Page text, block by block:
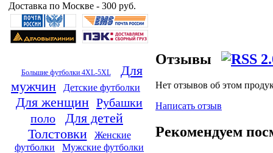
Доставка по Москве - 300 руб.
Большие футболки 4XL-5XL
Для
мужчин
Детские футболки
Для женщин Рубашки
поло
Для детей
Толстовки
Женские
футболки
Мужские футболки
Отзывы
Нет отзывов об этом
Написать отзыв
Рекомендуем